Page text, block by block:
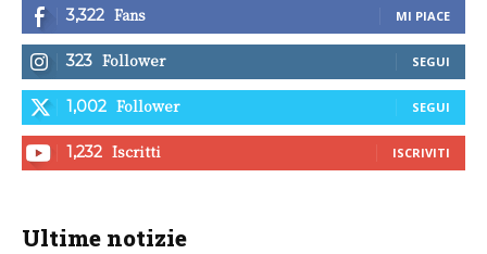
3,322 Fans MI PIACE
323 Follower SEGUI
1,002 Follower SEGUI
1,232 Iscritti ISCRIVITI
Ultime notizie